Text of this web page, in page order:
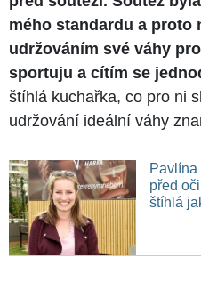
mého standardu a proto
udržováním své váhy
sportuju a cítím se
štíhlá kuchařka, co pro ni
udržování ideální váhy
Pavlína
před
štíhlá